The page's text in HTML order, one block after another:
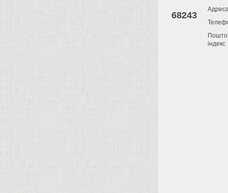
68243
індекс